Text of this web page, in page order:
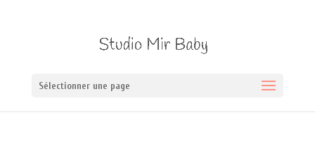
Sélectionner une page